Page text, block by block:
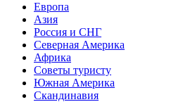
Европа
Азия
Россия и СНГ
Северная Америка
Африка
Советы туристу
Южная Америка
Скандинавия